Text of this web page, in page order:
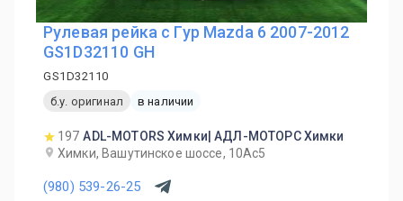
Рулевая рейка с Гур Mazda 6 2007-2012
GS1D32110 GH
GS1D32110
б.у. оригинал
в наличии
197 ADL-MOTORS Химки| АДЛ-МОТОРС Химки
Химки, Вашутинское шоссе, 10Ас5
(980) 539-26-25